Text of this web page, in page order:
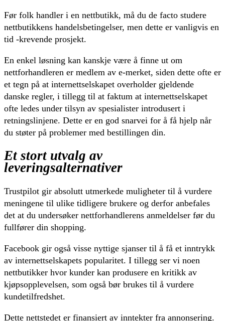
Før folk handler i en nettbutikk, må du de facto studere
nettbutikkens handelsbetingelser, men dette er vanligvis en
tid -krevende prosjekt.
En enkel løsning kan kanskje være å finne ut om
nettforhandleren er medlem av e-merket, siden dette ofte er
et tegn på at internettselskapet overholder gjeldende
danske regler, i tillegg til at faktum at internettselskapet
ofte ledes under tilsyn av spesialister introdusert i
retningslinjene. Dette er en god snarvei for å få hjelp når
du støter på problemer med bestillingen din.
Et stort utvalg av
leveringsalternativer
Trustpilot gir absolutt utmerkede muligheter til å vurdere
meningene til ulike tidligere brukere og derfor anbefales
det at du undersøker nettforhandlerens anmeldelser før du
fullfører din shopping.
Facebook gir også visse nyttige sjanser til å få et inntrykk
av internettselskapets popularitet. I tillegg ser vi noen
nettbutikker hvor kunder kan produsere en kritikk av
kjøpsopplevelsen, som også bør brukes til å vurdere
kundetilfredshet.
Dette nettstedet er finansiert av inntekter fra annonsering.